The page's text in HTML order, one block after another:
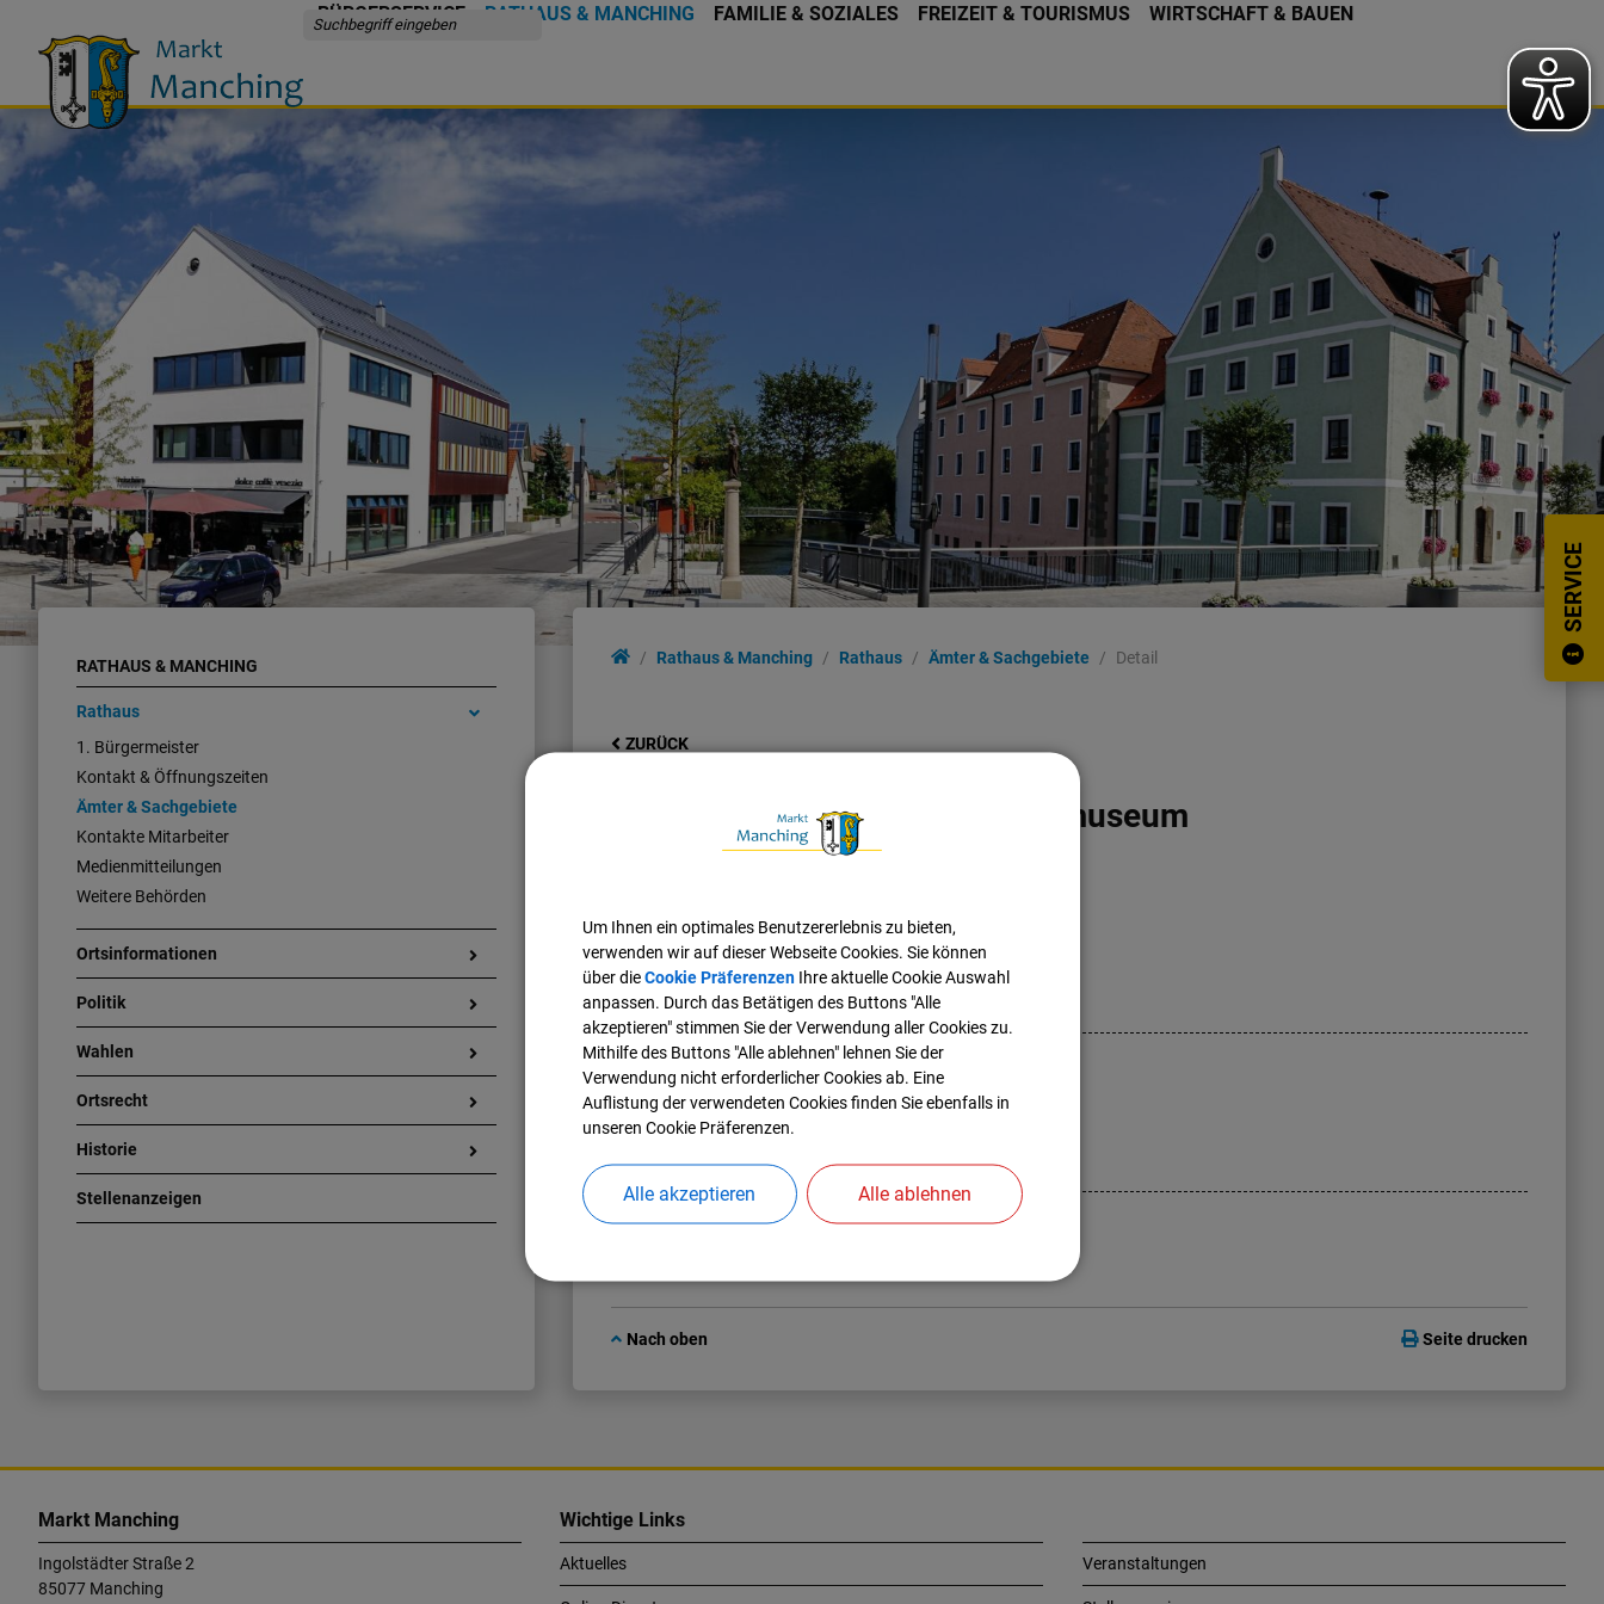
BÜRGERSERVICE RATHAUS & MANCHING FAMILIE & SOZIALES FREIZEIT & TOURISMUS WIRTSCHAFT & BAUEN
SERVICE
RATHAUS & MANCHING
Rathaus
1. Bürgermeister
Kontakt & Öffnungszeiten
Ämter & Sachgebiete
Kontakte Mitarbeiter
Medienmitteilungen
Weitere Behörden
Ortsinformationen
Politik
Wahlen
Ortsrecht
Historie
Stellenanzeigen
Rathaus & Manching Rathaus Ämter & Sachgebiete Detail
ZURÜCK
Geschäftsstelle: kelten römer museum
MaximilianGöbel
Tel.:08459 85-26
E-Mail:maximilian.goebel@manching.de
Mitarbeiter*in:
Nina
Regler
Tel.:08459 85-61
Nach oben Seite drucken
Markt Manching
Ingolstädter Straße 2
85077 Manching
Wichtige Links
Aktuelles Veranstaltungen
Um Ihnen ein optimales Benutzererlebnis zu bieten,
verwenden wir auf dieser Webseite Cookies. Sie können
über dieCookie PräferenzenIhre aktuelle Cookie Auswahl
anpassen. Durch das Betätigen des Buttons "Alle
akzeptieren" stimmen Sie der Verwendung aller Cookies zu.
Mithilfe des Buttons "Alle ablehnen" lehnen Sie der
Verwendung nicht erforderlicher Cookies ab. Eine
Auflistung der verwendeten Cookies finden Sie ebenfalls in
unseren Cookie Präferenzen.
Alle akzeptieren Alle ablehnen